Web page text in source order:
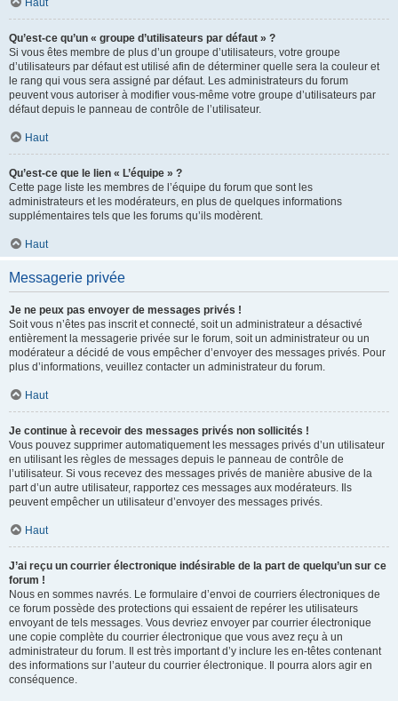
Haut
Qu’est-ce qu’un « groupe d’utilisateurs par défaut » ?
Si vous êtes membre de plus d’un groupe d’utilisateurs, votre groupe
d’utilisateurs par défaut est utilisé afin de déterminer quelle sera la couleur et
le rang qui vous sera assigné par défaut. Les administrateurs du forum
peuvent vous autoriser à modifier vous-même votre groupe d’utilisateurs par
défaut depuis le panneau de contrôle de l’utilisateur.
Haut
Qu’est-ce que le lien « L’équipe » ?
Cette page liste les membres de l’équipe du forum que sont les
administrateurs et les modérateurs, en plus de quelques informations
supplémentaires tels que les forums qu’ils modèrent.
Haut
Messagerie privée
Je ne peux pas envoyer de messages privés !
Soit vous n’êtes pas inscrit et connecté, soit un administrateur a désactivé
entièrement la messagerie privée sur le forum, soit un administrateur ou un
modérateur a décidé de vous empêcher d’envoyer des messages privés. Pour
plus d’informations, veuillez contacter un administrateur du forum.
Haut
Je continue à recevoir des messages privés non sollicités !
Vous pouvez supprimer automatiquement les messages privés d’un utilisateur
en utilisant les règles de messages depuis le panneau de contrôle de
l’utilisateur. Si vous recevez des messages privés de manière abusive de la
part d’un autre utilisateur, rapportez ces messages aux modérateurs. Ils
peuvent empêcher un utilisateur d’envoyer des messages privés.
Haut
J’ai reçu un courrier électronique indésirable de la part de quelqu’un sur ce
forum !
Nous en sommes navrés. Le formulaire d’envoi de courriers électroniques de
ce forum possède des protections qui essaient de repérer les utilisateurs
envoyant de tels messages. Vous devriez envoyer par courrier électronique
une copie complète du courrier électronique que vous avez reçu à un
administrateur du forum. Il est très important d’y inclure les en-têtes contenant
des informations sur l’auteur du courrier électronique. Il pourra alors agir en
conséquence.